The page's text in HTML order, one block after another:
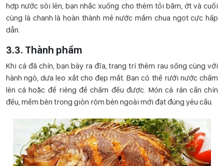
hợp nước sôi lên, bạn nhắc xuống cho thêm tỏi băm, ớt và cuối
cùng là chanh là hoàn thành mẻ nước mắm chua ngọt cực hấp
dẫn.
3.3. Thành phẩm
Khi cá đã chín, bạn bày ra đĩa, trang trí thêm rau sống cùng với
hành ngò, dưa leo xắt cho đẹp mắt. Bạn có thể rưới nước chấm
lên cá hoặc để riêng để chấm đều được. Món cá rán cần chín
đều, mềm bên trong giòn rộm bên ngoài mới đạt đúng yêu cầu.